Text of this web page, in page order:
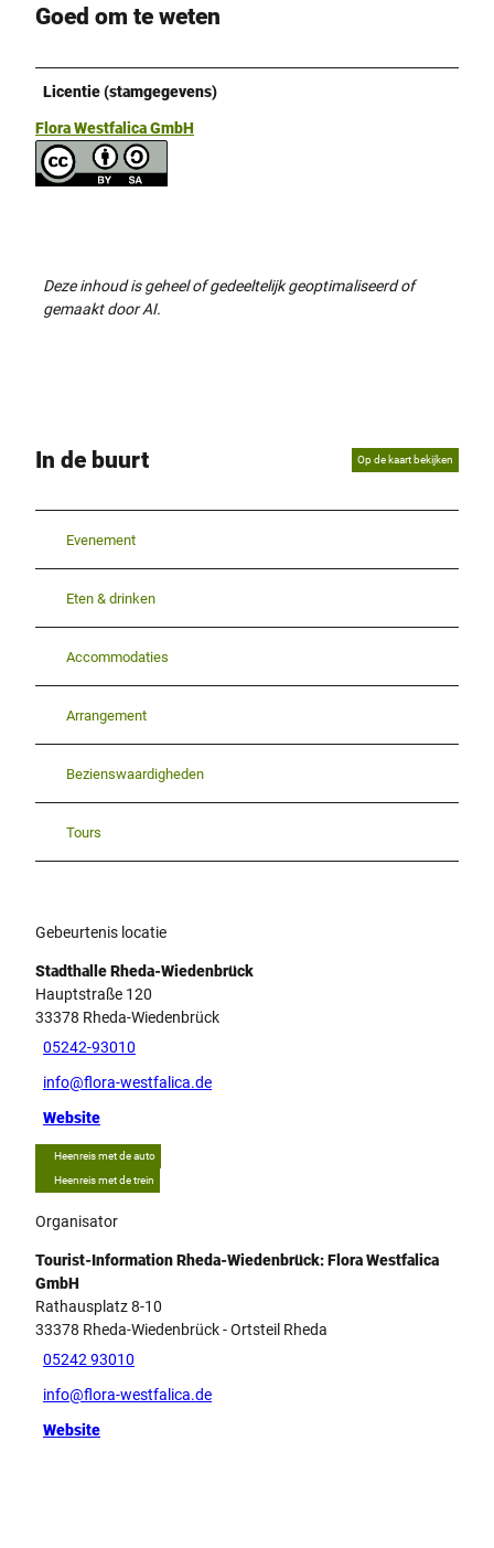
Goed om te weten
Licentie (stamgegevens)
Flora Westfalica GmbH
Deze inhoud is geheel of gedeeltelijk geoptimaliseerd of
gemaakt door AI.
In de buurt Op de kaart bekijken
Evenement
Eten & drinken
Accommodaties
Arrangement
Bezienswaardigheden
Tours
Gebeurtenis locatie
Stadthalle Rheda-Wiedenbrück
Hauptstraße 120
33378 Rheda-Wiedenbrück
05242-93010
info@flora-westfalica.de
Website
Heenreis met de auto
Heenreis met de trein
Organisator
Tourist-Information Rheda-Wiedenbrück: Flora Westfalica
GmbH
Rathausplatz 8-10
33378 Rheda-Wiedenbrück- Ortsteil Rheda
05242 93010
info@flora-westfalica.de
Website